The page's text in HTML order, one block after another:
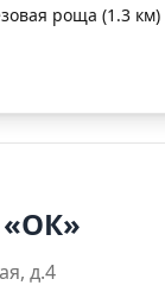
роща (1.3 км)
д.4